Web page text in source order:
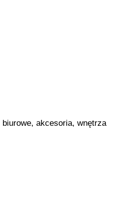
akcesoria, wnętrza